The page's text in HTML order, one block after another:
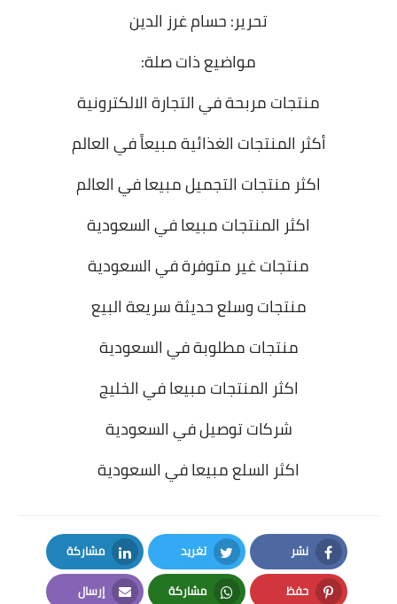
تحرير: حسام غرز الدين
مواضيع ذات صلة:
منتجات مربحة في التجارة الالكترونية
أكثر المنتجات الغذائية مبيعاً في العالم
اكثر منتجات التجميل مبيعا في العالم
اكثر المنتجات مبيعا في السعودية
منتجات غير متوفرة في السعودية
منتجات وسلع حديثة سريعة البيع
منتجات مطلوبة في السعودية
اكثر المنتجات مبيعا في الخليج
شركات توصيل في السعودية
اكثر السلع مبيعا في السعودية
نشر
Facebook
تغريد
Twitter
مشاركة
LinkedIn
حفظ مشاركة إرسال